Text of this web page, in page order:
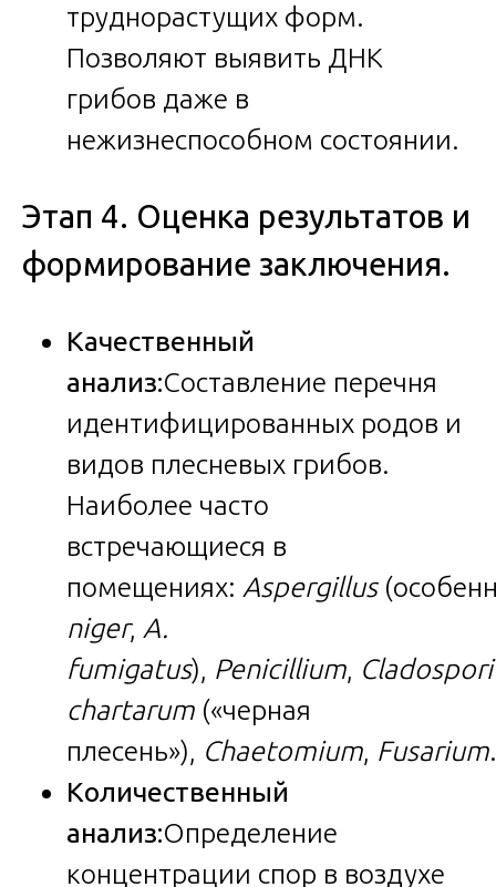
труднорастущих форм.
Позволяют выявить ДНК
грибов даже в
нежизнеспособном состоянии.
Этап 4. Оценка результатов и
формирование заключения.
Качественный
анализ:Составление перечня
идентифицированных родов и
видов плесневых грибов.
Наиболее часто
встречающиеся в
помещениях: Aspergillus
niger, A.
fumigatus), Penicillium
chartarum («черная
плесень»),
Chaetomium Fusarium.
Количественный
анализ:Определение
концентрации спор в воздухе